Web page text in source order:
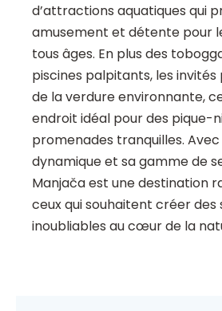
d’attractions aquatiques qui
amusement et détente pour
tous âges. En plus des
piscines palpitants, les
de la verdure environnante,
endroit idéal pour des pique-
promenades tranquilles.
dynamique et sa gamme de
Manjača est une destination
ceux qui souhaitent créer des
inoubliables au cœur de la